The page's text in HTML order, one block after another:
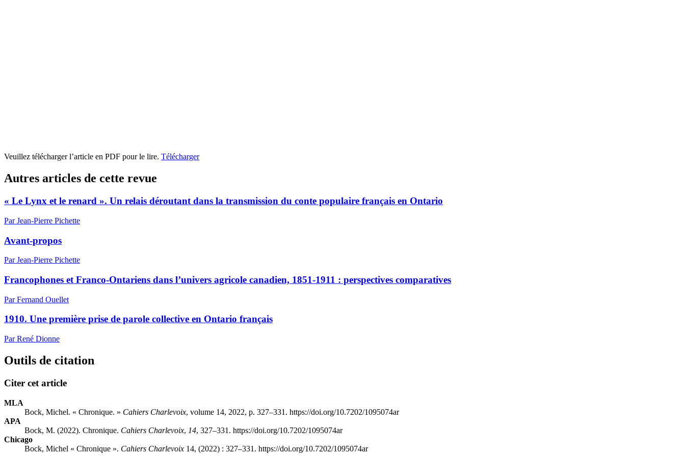
Veuillez télécharger l’article en PDF pour le lire. Télécharger
Autres articles de cette revue
« Le Lynx et le renard ». Un relais déroutant dans la transmission du conte populaire français en Ontario
Par Jean-Pierre Pichette
Avant-propos
Par Jean-Pierre Pichette
Francophones et Franco-Ontariens dans l’univers agricole canadien, 1851-1911 : perspectives comparatives
Par Fernand Ouellet
1910. Une première prise de parole collective en Ontario français
Par René Dionne
Outils de citation
Citer cet article
MLA
Bock, Michel. « Chronique. » Cahiers Charlevoix, volume 14, 2022, p. 327–331. https://doi.org/10.7202/1095074ar
APA
Bock, M. (2022). Chronique. Cahiers Charlevoix, 14, 327–331. https://doi.org/10.7202/1095074ar
Chicago
Bock, Michel « Chronique ». Cahiers Charlevoix 14, (2022) : 327–331. https://doi.org/10.7202/1095074ar